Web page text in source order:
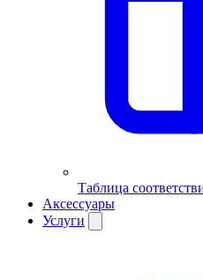
Таблица
Аксессуары
Услуги